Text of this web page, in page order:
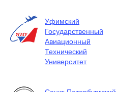
Уфимский
Государственный
Авиационный
Технический
Университет